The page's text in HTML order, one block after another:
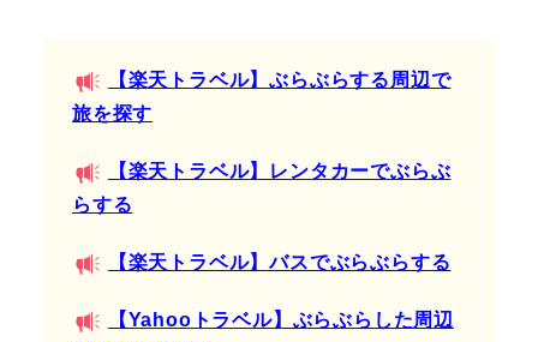
【楽天トラベル】ぶらぶらする周辺で
旅を探す
【楽天トラベル】レンタカーでぶらぶ
らする
【楽天トラベル】バスでぶらぶらする
【Yahooトラベル】ぶらぶらした周辺